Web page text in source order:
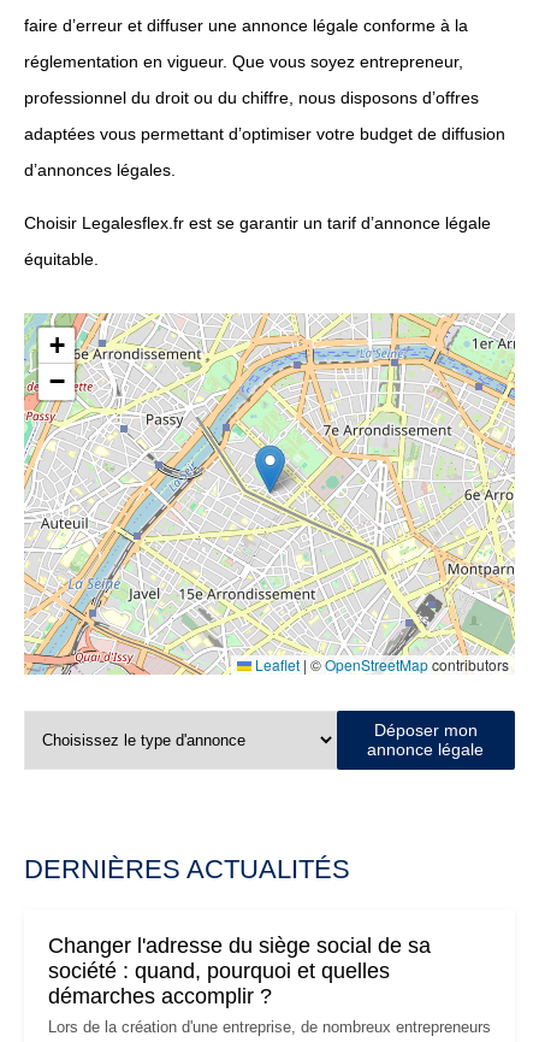
faire d’erreur et diffuser une annonce légale conforme à la
réglementation en vigueur. Que vous soyez entrepreneur,
professionnel du droit ou du chiffre, nous disposons d’offres
adaptées vous permettant d’optimiser votre budget de diffusion
d’annonces légales.
Choisir Legalesflex.fr est se garantir un tarif d’annonce légale
équitable.
+
−
Leaflet | ©OpenStreetMapcontributors
Déposer mon
annonce légale
DERNIÈRES ACTUALITÉS
Changer l'adresse du siège social de sa
société : quand, pourquoi et quelles
démarches accomplir ?
Lors de la création d'une entreprise, de nombreux entrepreneurs